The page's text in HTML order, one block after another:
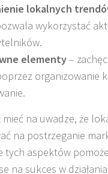
lokalnych
wykorzystać
elementy–
organizowanie
na uwadze, że
na postrzeganie
tych aspektów
na sukces w